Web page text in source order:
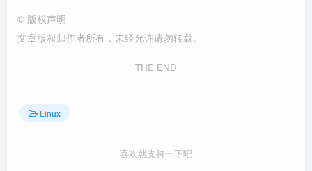
© 版权声明
文章版权归作者所有，未经允许请勿转载。
THE END
Linux
喜欢就支持一下吧